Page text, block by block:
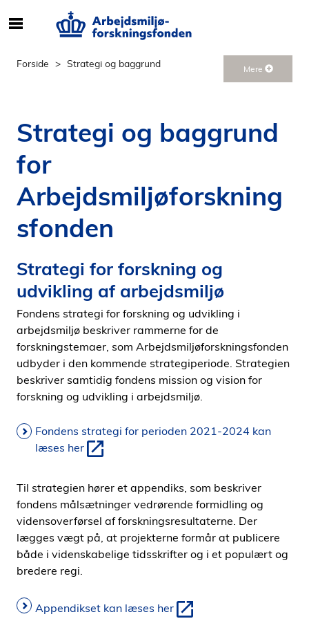
e
r
i
n
d
h
o
l
p
å
e
Forside Strategi og baggrund Mere
Strategi og baggrund
for
Arbejdsmiljøforskning
sfonden
Strategi for forskning og
udvikling af arbejdsmiljø
Fondens strategi for forskning og udvikling i
arbejdsmiljø beskriver rammerne for de
forskningstemaer, som Arbejdsmiljøforskningsfonden
udbyder i den kommende strategiperiode. Strategien
beskriver samtidig fondens mission og vision for
forskning og udvikling i arbejdsmiljø.
Fondens strategi for perioden 2021-2024 kan
læses her
Til strategien hører et appendiks, som beskriver
fondens målsætninger vedrørende formidling og
vidensoverførsel af forskningsresultaterne. Der
lægges vægt på, at projekterne formår at publicere
både i videnskabelige tidsskrifter og i et populært og
bredere regi.
Appendikset kan læses her